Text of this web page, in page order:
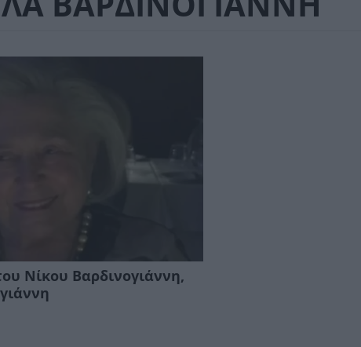
Νίκου Βαρδινογιάννη,